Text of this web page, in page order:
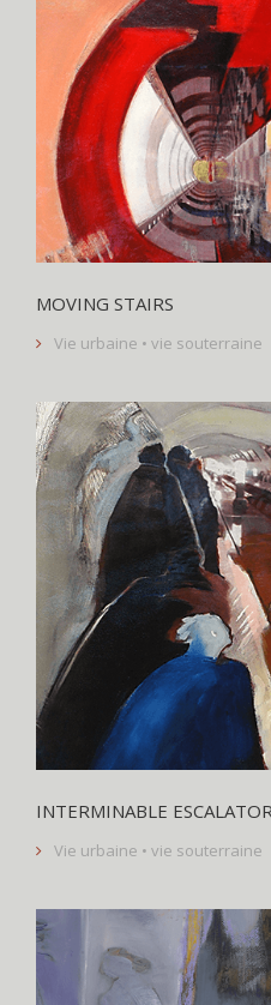
MOVING STAIRS
Vie urbaine • vie souterraine
INTERMINABLE ESCALATOR
Vie urbaine • vie souterraine